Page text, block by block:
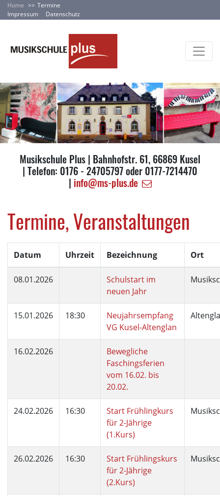
Home
Termine
Impressum
Datenschutz
Musikschule Plus | Bahnhofstr. 61, 66869 Kusel
| Telefon: 0176 - 24705797 oder 0177-7214470
| info@ms-plus.de
Termine, Veranstaltungen
Datum Uhrzeit Bezeichnung Ort
08.01.2026
Schulstart im
neuen Jahr
15.01.2026 18:30
Neujahrsempfang
VG Kusel-Altenglan
16.02.2026
Bewegliche
Faschingsferien
vom 16.02. bis
20.02.
24.02.2026 16:30
Start Frühlingkurs
für 2-Jährige
(1.Kurs)
26.02.2026 16:30
Start Frühlingskurs
für 2-Jährige
(2.Kurs)